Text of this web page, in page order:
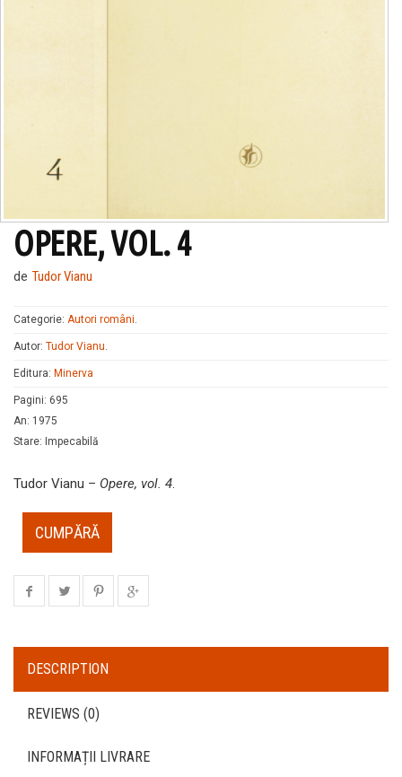
OPERE, VOL. 4
de Tudor Vianu
Categorie: Autori români.
Autor: Tudor Vianu.
Editura: Minerva
Pagini: 695
An: 1975
Stare: Impecabilă
Tudor Vianu – Opere, vol. 4.
CUMPĂRĂ
DESCRIPTION
REVIEWS (0)
INFORMAȚII LIVRARE